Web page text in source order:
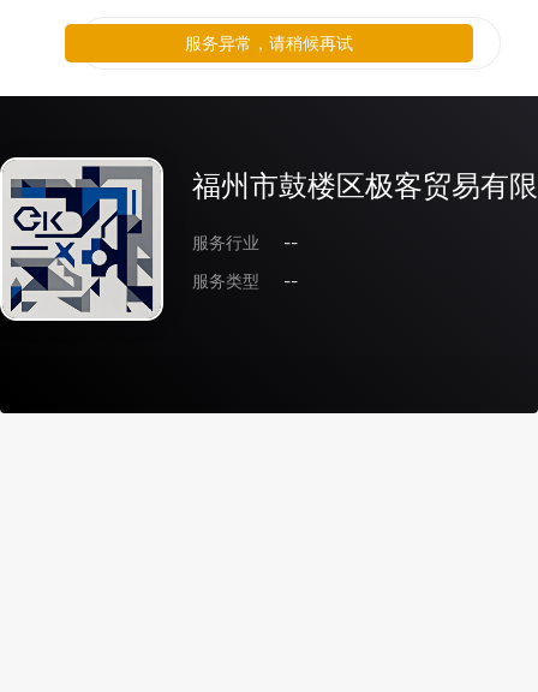
福州市鼓楼区极客贸易有
服务行业
--
服务类型
--
服务异常，请稍候再试